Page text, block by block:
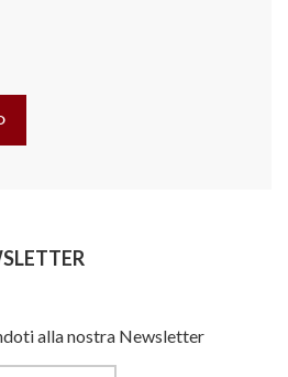
alla nostra Newsletter